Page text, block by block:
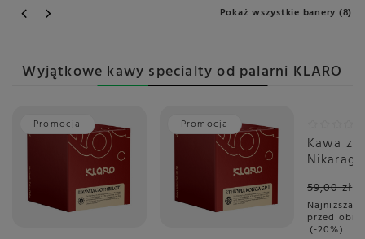
Pokaż wszystkie banery (8)
Wyjątkowe kawy specialty od palarni KLARO
Promocja Promocja
Kawa
kawa
59,00 zł
Najniższa
przed
-20%